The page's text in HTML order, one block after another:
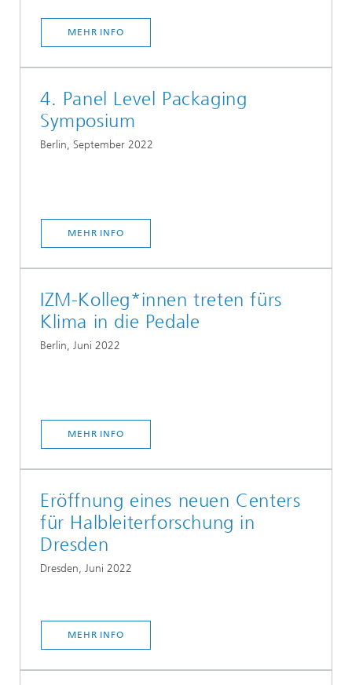
MEHR INFO
4. Panel Level Packaging
Symposium
Berlin, September 2022
MEHR INFO
IZM-Kolleg*innen treten fürs
Klima in die Pedale
Berlin, Juni 2022
MEHR INFO
Eröffnung eines neuen Centers
für Halbleiterforschung in
Dresden
Dresden, Juni 2022
MEHR INFO